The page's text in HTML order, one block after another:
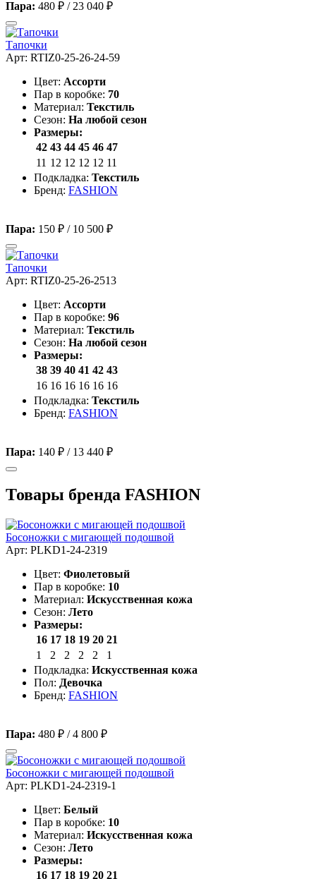
Пара: 480 ₽ / 23 040 ₽
Тапочки
Арт: RTIZ0-25-26-24-59
Цвет: Ассорти
Пар в коробке: 70
Материал: Текстиль
Сезон: На любой сезон
Размеры:
42 43 44 45 46 47
11 12 12 12 12 11
Подкладка: Текстиль
Бренд: FASHION
Пара: 150 ₽ / 10 500 ₽
Тапочки
Арт: RTIZ0-25-26-2513
Цвет: Ассорти
Пар в коробке: 96
Материал: Текстиль
Сезон: На любой сезон
Размеры:
38 39 40 41 42 43
16 16 16 16 16 16
Подкладка: Текстиль
Бренд: FASHION
Пара: 140 ₽ / 13 440 ₽
Товары бренда FASHION
Босоножки с мигающей подошвой
Арт: PLKD1-24-2319
Цвет: Фиолетовый
Пар в коробке: 10
Материал: Искусственная кожа
Сезон: Лето
Размеры:
16 17 18 19 20 21
1
2 2 2 2
1
Подкладка: Искусственная кожа
Пол: Девочка
Бренд: FASHION
Пара: 480 ₽ /4 800 ₽
Босоножки с мигающей подошвой
Арт: PLKD1-24-2319-1
Цвет: Белый
Пар в коробке: 10
Материал: Искусственная кожа
Сезон: Лето
Размеры:
16 17 18 19 20 21